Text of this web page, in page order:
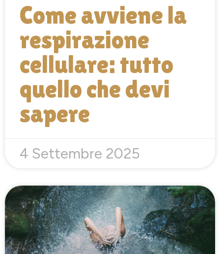
Come avviene la
respirazione
cellulare: tutto
quello che devi
sapere
4 Settembre 2025